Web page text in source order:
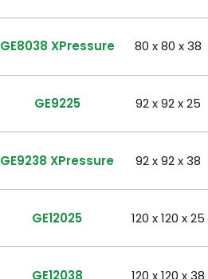
GE8038 XPressure 80 x 80 x 38
GE9225 92 x 92 x 25
GE9238 XPressure 92 x 92 x 38
GE12025 120 x 120 x 25
GE12038 120 x 120 x 38